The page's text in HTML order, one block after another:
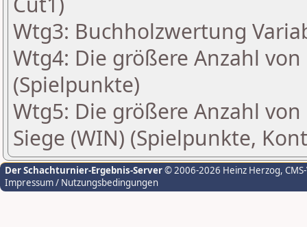
Wtg3: Buchholzwertung
Wtg4: Die größere Anzahl
(Spielpunkte)
Wtg5: Die größere Anzahl
Siege (WIN) (Spielpunkte,
Der Schachturnier-Ergebnis-Server© 2006-2026 Heinz Herzog,
Impressum / Nutzungsbedingungen